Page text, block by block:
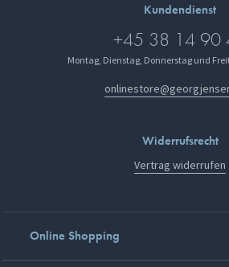
Kundendienst
+45 38 14 90
Montag, Dienstag, Donnerstag und
Widerrufsrecht
Vertrag widerrufen
Online Shopping